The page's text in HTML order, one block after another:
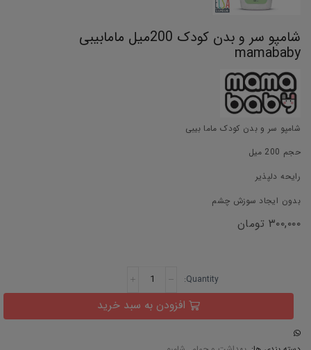
شامپو سر و بدن کودک 200میل مامابیبی
mamababy
شامپو سر و بدن کودک ماما بیبی
حجم 200 میل
رایحه دلپذیر
بدون ایجاد سوزش چشم
۳۰۰,۰۰۰ تومان
افزودن به سبد خرید